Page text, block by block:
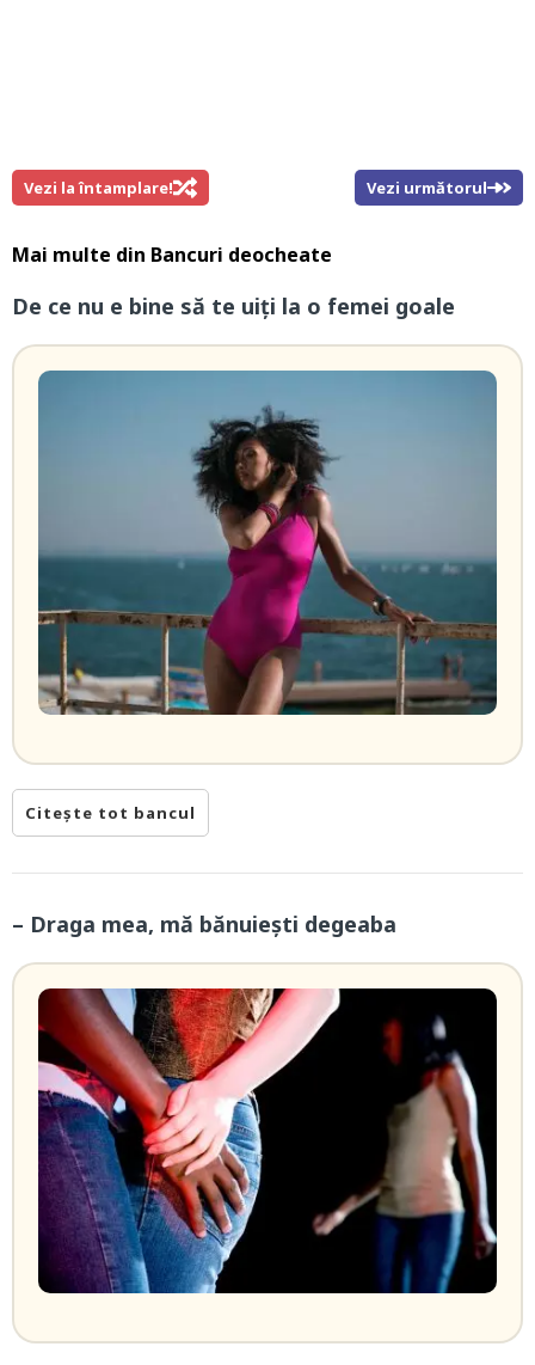
Vezi la întamplare! Vezi următorul
Mai multe din Bancuri deocheate
De ce nu e bine să te uiți la o femei goale
Citește tot bancul
– Draga mea, mă bănuiești degeaba